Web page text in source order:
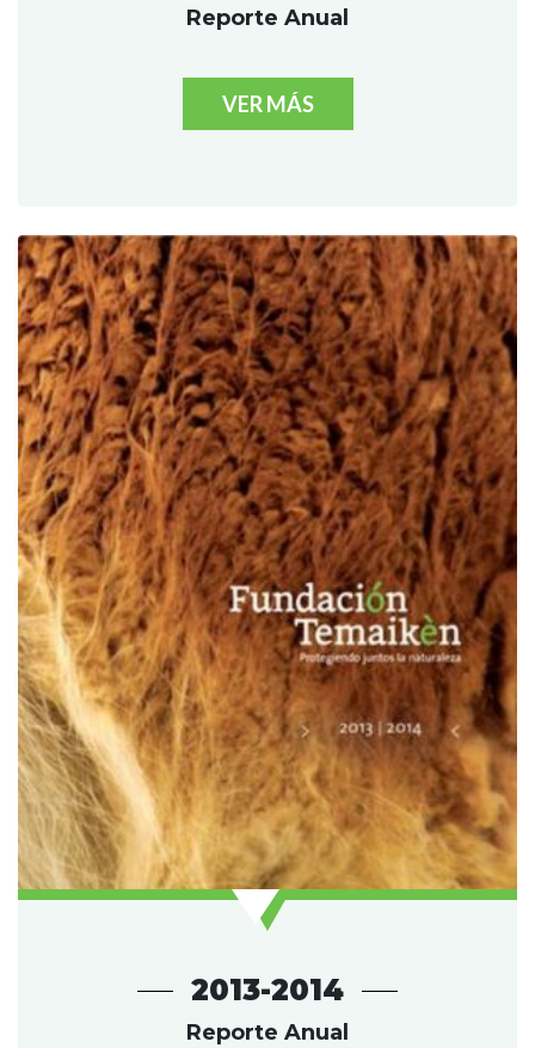
Reporte Anual
VER MÁS
2013-2014
Reporte Anual